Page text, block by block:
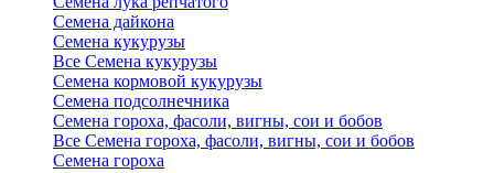
Семена дайкона
Семена кукурузы
Все Семена кукурузы
Семена кормовой кукурузы
Семена подсолнечника
Семена гороха, фасоли, вигны, сои и бобов
Все Семена гороха, фасоли, вигны, сои и бобов
Семена гороха